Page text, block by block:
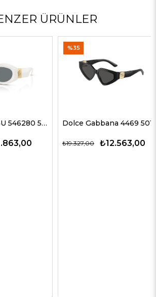
ÜRÜNLER
Versace 4466U 546280 54 G Kadın Güneş Gözlükleri Dolce Gabbana 4469 501/87 59 G Kadın Güneş Gözlükleri
₺12.563,00
₺19.327,00